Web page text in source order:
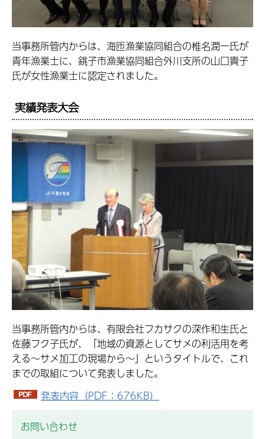
当事務所管内からは、海匝漁業協同組合の椎名潤一氏が
青年漁業士に、銚子市漁業協同組合外川支所の山口貴子
氏が女性漁業士に認定されました。
実績発表大会
当事務所管内からは、有限会社フカサクの深作和生氏と
佐藤フク子氏が、「地域の資源としてサメの利活用を考
える～サメ加工の現場から～」というタイトルで、これ
までの取組について発表しました。
発表内容（PDF：676KB）
お問い合わせ